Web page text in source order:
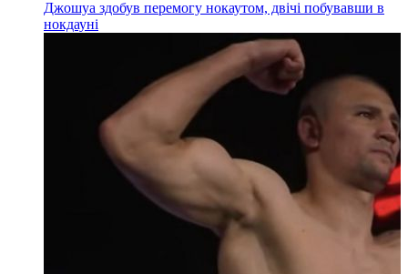
Джошуа здобув перемогу нокаутом, двічі побувавши в
нокдауні